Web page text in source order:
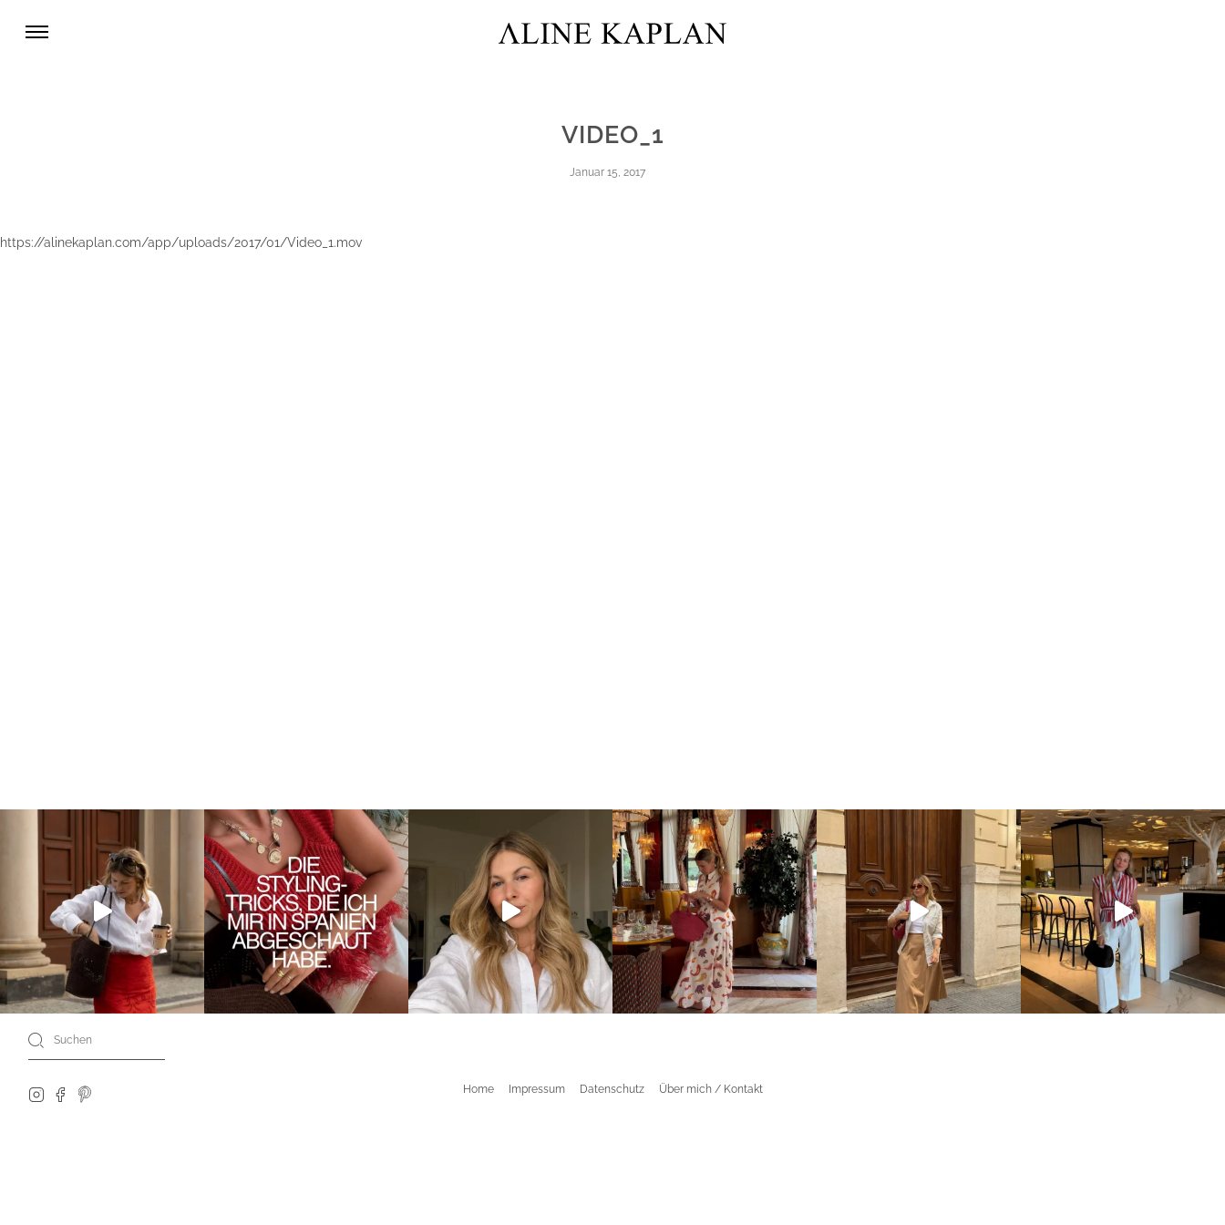
VIDEO_1
Januar 15, 2017
https://alinekaplan.com/app/uploads/2017/01/Video_1.mov
Home Impressum Datenschutz Über mich / Kontakt